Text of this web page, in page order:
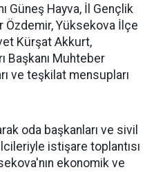
Güneş Hayva, İl Gençlik
Özdemir, Yüksekova İlçe
Kürşat Akkurt,
Başkanı Muhteber
ve teşkilat mensupları
oda başkanları ve sivil
istişare toplantısı
ekonomik ve